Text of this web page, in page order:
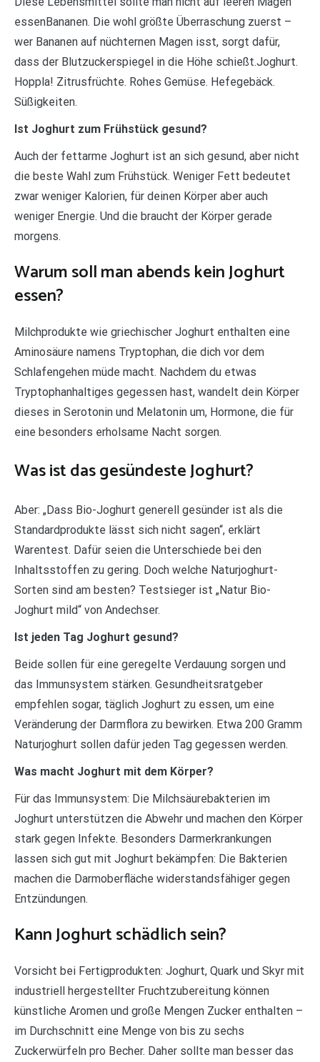
essenBananen. Die wohl größte Überraschung zuerst –
wer Bananen auf nüchternen Magen isst, sorgt dafür,
dass der Blutzuckerspiegel in die Höhe schießt.Joghurt.
Hoppla! Zitrusfrüchte. Rohes Gemüse. Hefegebäck.
Süßigkeiten.
Ist Joghurt zum Frühstück gesund?
Auch der fettarme Joghurt ist an sich gesund, aber nicht
die beste Wahl zum Frühstück. Weniger Fett bedeutet
zwar weniger Kalorien, für deinen Körper aber auch
weniger Energie. Und die braucht der Körper gerade
morgens.
Warum soll man abends kein Joghurt
essen?
Milchprodukte wie griechischer Joghurt enthalten eine
Aminosäure namens Tryptophan, die dich vor dem
Schlafengehen müde macht. Nachdem du etwas
Tryptophanhaltiges gegessen hast, wandelt dein Körper
dieses in Serotonin und Melatonin um, Hormone, die für
eine besonders erholsame Nacht sorgen.
Was ist das gesündeste Joghurt?
Aber: „Dass Bio-Joghurt generell gesünder ist als die
Standardprodukte lässt sich nicht sagen“, erklärt
Warentest. Dafür seien die Unterschiede bei den
Inhaltsstoffen zu gering. Doch welche Naturjoghurt-
Sorten sind am besten? Testsieger ist „Natur Bio-
Joghurt mild“ von Andechser.
Ist jeden Tag Joghurt gesund?
Beide sollen für eine geregelte Verdauung sorgen und
das Immunsystem stärken. Gesundheitsratgeber
empfehlen sogar, täglich Joghurt zu essen, um eine
Veränderung der Darmflora zu bewirken. Etwa 200 Gramm
Naturjoghurt sollen dafür jeden Tag gegessen werden.
Was macht Joghurt mit dem Körper?
Für das Immunsystem: Die Milchsäurebakterien im
Joghurt unterstützen die Abwehr und machen den Körper
stark gegen Infekte. Besonders Darmerkrankungen
lassen sich gut mit Joghurt bekämpfen: Die Bakterien
machen die Darmoberfläche widerstandsfähiger gegen
Entzündungen.
Kann Joghurt schädlich sein?
Vorsicht bei Fertigprodukten: Joghurt, Quark und Skyr mit
industriell hergestellter Fruchtzubereitung können
künstliche Aromen und große Mengen Zucker enthalten –
im Durchschnitt eine Menge von bis zu sechs
Zuckerwürfeln pro Becher. Daher sollte man besser das